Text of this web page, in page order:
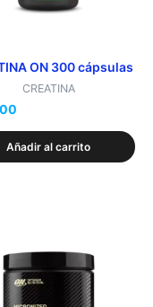
ON 300 cápsulas
CREATINA
Añadir al carrito
producto
tiene
múltiples